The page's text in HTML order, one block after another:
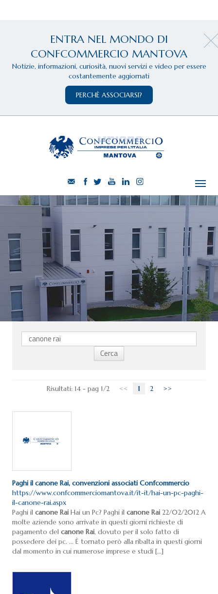
ENTRA NEL MONDO DI
CONFCOMMERCIO MANTOVA
Notizie, informazioni, curiosità, nuovi servizi e video per essere
costantemente aggiornati
PERCHÈ ASSOCIARSI?
CHI SIAMO
SERVIZI
CATEGORIE
DELEGAZIONI
ATTIVITÀ STORICHE
PERIODICO
PERCHÉ ASSOCIARSI?
DOVE SIAMO
Risultati: 14 - pag 1/2 << 1 2 >>
Paghi il canone Rai, convenzioni associati Confcommercio
https://www.confcommerciomantova.it/it-it/hai-un-pc-paghi-
il-canone-rai.aspx
Paghi il canone Rai Hai un Pc? Paghi il canone Rai 22/02/2012 A
molte aziende sono arrivate in questi giorni richieste di
pagamento del canone Rai, dovuto per il solo fatto di
possedere dei pc. ... È tornato però alla ribalta in questi giorni
dal momento in cui numerose imprese e studi [...]